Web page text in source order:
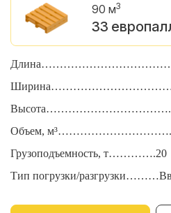
90 м3
33
Объем,
Грузоподъемность, т………….20
Тип погрузки/